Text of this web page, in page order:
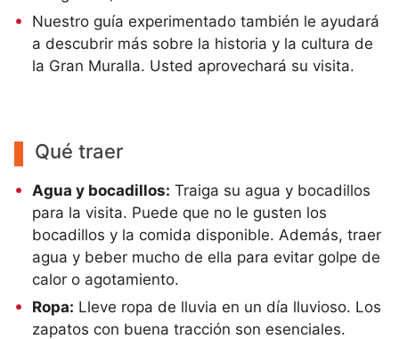
Nuestro guía experimentado también le ayudará
a descubrir más sobre la historia y la cultura de
la Gran Muralla. Usted aprovechará su visita.
Qué traer
Agua y bocadillos: Traiga su agua y bocadillos
para la visita. Puede que no le gusten los
bocadillos y la comida disponible. Además, traer
agua y beber mucho de ella para evitar golpe de
calor o agotamiento.
Ropa: Lleve ropa de lluvia en un día lluvioso. Los
zapatos con buena tracción son esenciales.